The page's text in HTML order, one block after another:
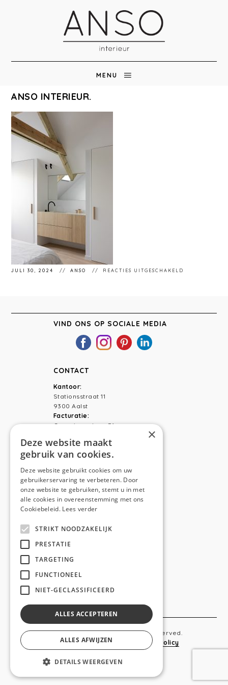
MENU
ANSO INTERIEUR.
JULI 30, 2024 ANSO REACTIES UITGESCHAKELD
VIND ONS OP SOCIALE MEDIA
CONTACT
Kantoor:
Stationsstraat 11
9300 Aalst
Facturatie:
Capucienenlaan 31
Telefoon:0473 44 56 94
NAVIGATION
Home
Diensten
Realisaties
Copyright © 2019 Anso. All rights reserved.
Sitemap-Privacy Policy Cookie Policy
webdesigned by
×
Deze website maakt
gebruik van cookies.
Deze website gebruikt cookies om uw
gebruikerservaring te verbeteren. Door
onze website te gebruiken, stemt u in met
alle cookies in overeenstemming met ons
Cookiebeleid. Lees verder
STRIKT NOODZAKELIJK
PRESTATIE
TARGETING
FUNCTIONEEL
NIET-GECLASSIFICEERD
ALLES ACCEPTEREN
ALLES AFWIJZEN
DETAILS WEERGEVEN